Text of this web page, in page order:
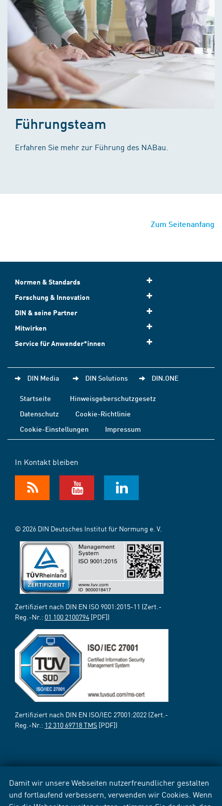
Damit wir unsere Webseiten nutzerfreundlicher gestalten
und fortlaufend verbessern, verwenden wir Cookies. Wenn
Führungsteam
Erfahren Sie mehr zur Führung des NABau.
Zum Seitenanfang
Normen & Standards
Forschung & Innovation
DIN & seine Partner
Mitwirken
Service für Anwender*innen
DIN Media DIN Solutions DIN.ONE
Startseite
Hinweisgeberschutzgesetz
Datenschutz
Cookie-Richtlinie
Cookie-Einstellungen
Impressum
In Kontakt bleiben
© 2026 DIN Deutsches Institut für Normung e. V.
Zertifiziert nach DIN EN ISO 9001:2015-11 (Zert.-
Reg.-Nr.: 01 100 2100794 [PDF])
Zertifiziert nach DIN EN ISO/IEC 27001:2022 (Zert.-
Reg.-Nr.: 12 310 69718 TMS [PDF])